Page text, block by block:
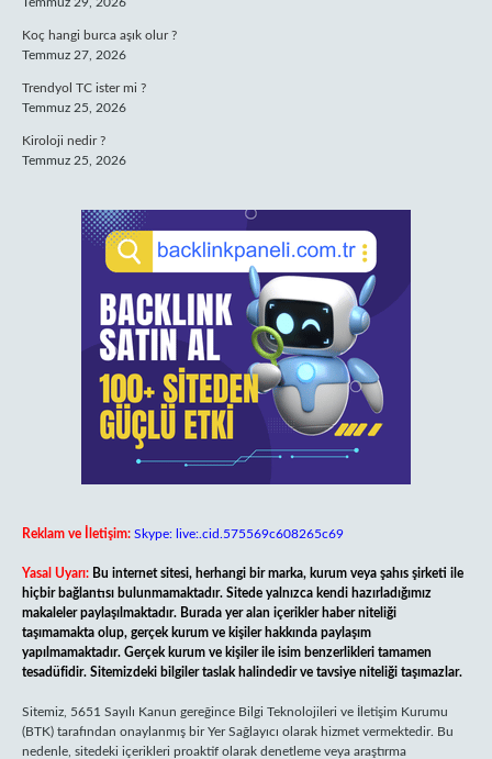
Koç hangi burca aşık olur ?
Temmuz 27, 2026
Trendyol TC ister mi ?
Temmuz 25, 2026
Kiroloji nedir ?
Temmuz 25, 2026
Reklam ve İletişim: Skype: live:.cid.575569c608265c69
Yasal Uyarı: Bu internet sitesi, herhangi bir marka, kurum veya şahıs şirketi ile
hiçbir bağlantısı bulunmamaktadır. Sitede yalnızca kendi hazırladığımız
makaleler paylaşılmaktadır. Burada yer alan içerikler haber niteliği
taşımamakta olup, gerçek kurum ve kişiler hakkında paylaşım
yapılmamaktadır. Gerçek kurum ve kişiler ile isim benzerlikleri tamamen
tesadüfidir. Sitemizdeki bilgiler taslak halindedir ve tavsiye niteliği taşımazlar.
Sitemiz, 5651 Sayılı Kanun gereğince Bilgi Teknolojileri ve İletişim Kurumu
(BTK) tarafından onaylanmış bir Yer Sağlayıcı olarak hizmet vermektedir. Bu
nedenle, sitedeki içerikleri proaktif olarak denetleme veya araştırma